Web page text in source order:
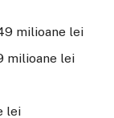
milioane lei
milioane lei
lei